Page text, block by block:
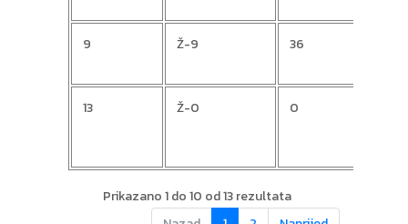
9 Ž-9 36
13 Ž-0 0
Prikazano 1 do 10 od 13 rezultata